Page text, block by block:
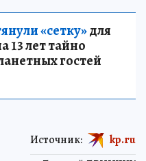
«сетку»для
13 лет тайно
гостей
Источник: kp.ru